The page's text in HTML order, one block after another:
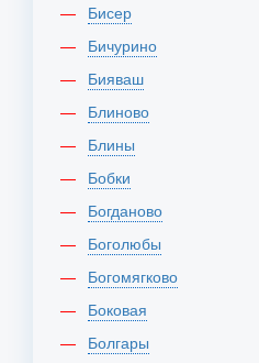
Бисер
Бичурино
Бияваш
Блиново
Блины
Бобки
Богданово
Боголюбы
Богомягково
Боковая
Болгары